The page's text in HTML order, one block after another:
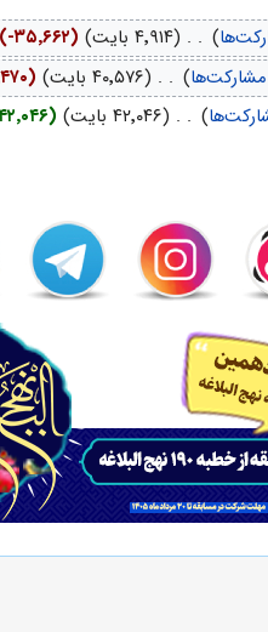
)
. . (۴٬۹۱۴ بایت) (-۳۵٬۶۶۲)
مشارکت‌ها)
. . (۴۰٬۵۷۶ بایت) (-۱٬۴۷۰)
)
. . (۴۲٬۰۴۶ بایت) (+۴۲٬۰۴۶)